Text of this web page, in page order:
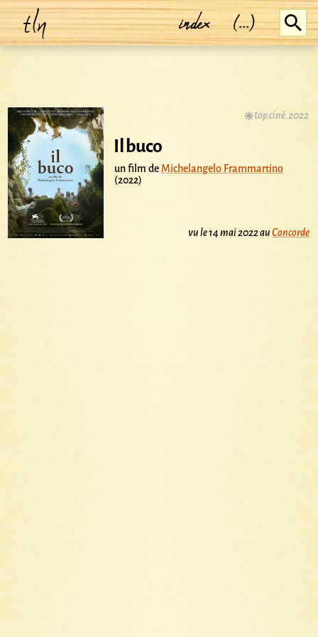
tln index (...)
top.ciné.2022
Il buco
un film deMichelangelo Frammartino
(2022)
vu le 14 mai 2022 auConcorde